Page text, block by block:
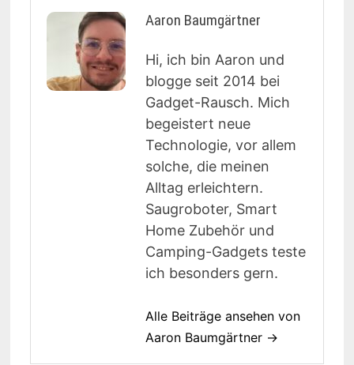
Aaron Baumgärtner
Hi, ich bin Aaron und
blogge seit 2014 bei
Gadget-Rausch. Mich
begeistert neue
Technologie, vor allem
solche, die meinen
Alltag erleichtern.
Saugroboter, Smart
Home Zubehör und
Camping-Gadgets teste
ich besonders gern.
Alle Beiträge ansehen von
Aaron Baumgärtner →